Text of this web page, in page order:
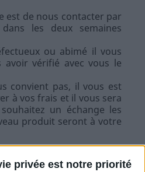
privée est notre priorité
est de nous contacter par
les deux semaines
ou abimé il vous
avoir vérifié avec vous le
convient pas, il vous est
à vos frais et il vous sera
un échange les
produit seront à votre